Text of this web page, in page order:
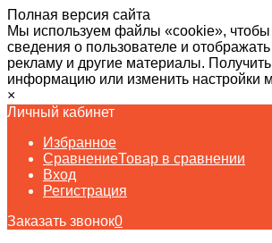
Полная версия сайта
Мы используем файлы «cookie», чтобы
сведения о пользователе и
рекламу и другие материалы.
информацию или изменить настройки
×
Личный кабинет
Избранное
СравнениеТовар в сравнении
Вход
Регистрация
Заказать звонок0